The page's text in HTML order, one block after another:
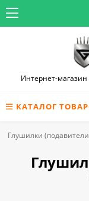
Интернет-магазин
КАТАЛОГ
Глушилки